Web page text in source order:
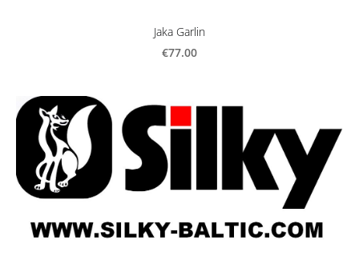
Jaka Garlin
€77.00